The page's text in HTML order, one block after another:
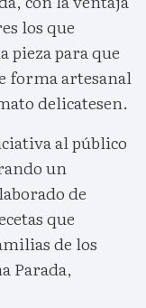
los que
pieza para que
forma artesanal
delicatesen.
al público
un
de
que
de los
Parada,